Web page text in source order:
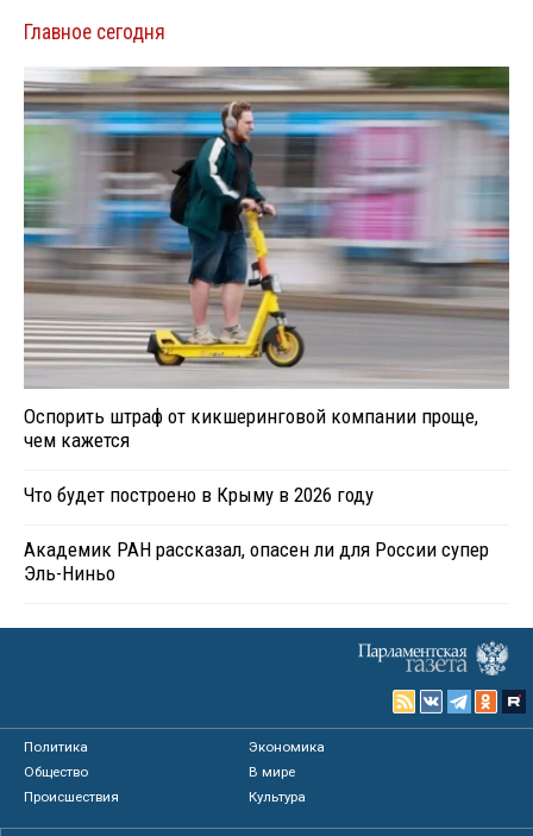
Главное сегодня
Оспорить штраф от кикшеринговой компании проще,
чем кажется
Что будет построено в Крыму в 2026 году
Академик РАН рассказал, опасен ли для России супер
Эль-Ниньо
Политика
Экономика
Общество
В мире
Происшествия
Культура